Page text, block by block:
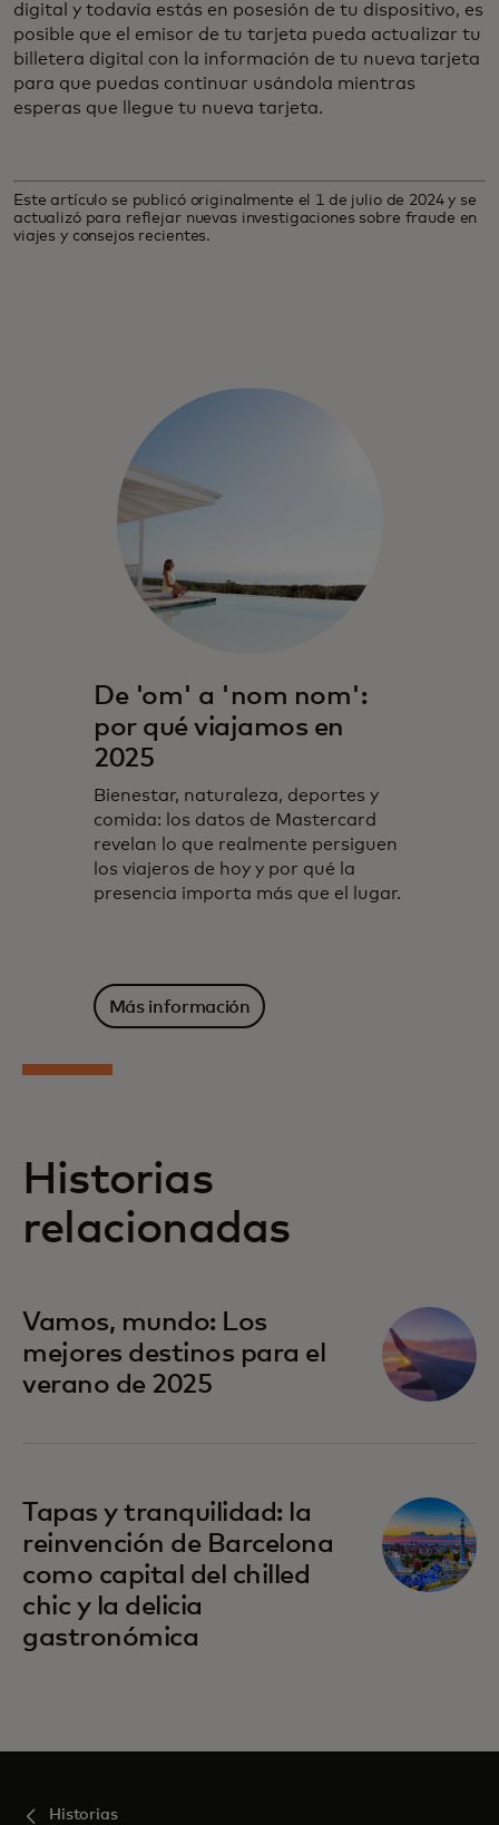
digital y todavía estás en posesión de tu dispositivo, es
posible que el emisor de tu tarjeta pueda actualizar tu
billetera digital con la información de tu nueva tarjeta
para que puedas continuar usándola mientras
esperas que llegue tu nueva tarjeta.
Este artículo se publicó originalmente el 1 de julio de 2024 y se
actualizó para reflejar nuevas investigaciones sobre fraude en
viajes y consejos recientes.
De 'om' a 'nom nom':
por qué viajamos en
2025
Bienestar, naturaleza, deportes y
comida: los datos de Mastercard
revelan lo que realmente persiguen
los viajeros de hoy y por qué la
presencia importa más que el lugar.
Más información
Historias
relacionadas
Vamos, mundo: Los
mejores destinos para el
verano de 2025
Tapas y tranquilidad: la
reinvención de Barcelona
como capital del chilled
chic y la delicia
gastronómica
Historias